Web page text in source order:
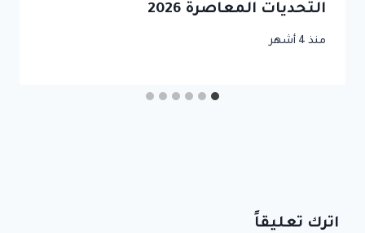
التحديات المعاصرة 2026
منذ 4 أشهر
اترك تعليقاً